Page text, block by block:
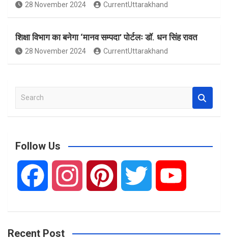
28 November 2024 CurrentUttarakhand
शिक्षा विभाग का बनेगा ‘मानव सम्पदा’ पोर्टलः डॉ. धन सिंह रावत
28 November 2024 CurrentUttarakhand
a
c
Follow Us
c s n i u
Recent Post